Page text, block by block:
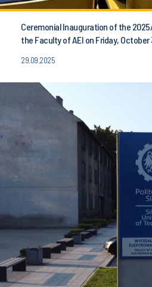
Ceremonial Inauguration of the
the Faculty of AEI on Friday, October
29.09.2025